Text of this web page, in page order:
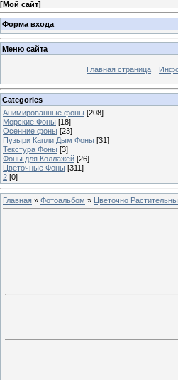
[Мой сайт]
Форма входа
Меню сайта
Главная страница
Categories
Анимированные фоны [208]
Морские Фоны [18]
Осенние фоны [23]
Пузыри Капли Дым Фоны [31]
Текстура Фоны [3]
Фоны для Коллажей [26]
Цветочные Фоны [311]
2 [0]
Главная » Фотоальбом » Цветочно